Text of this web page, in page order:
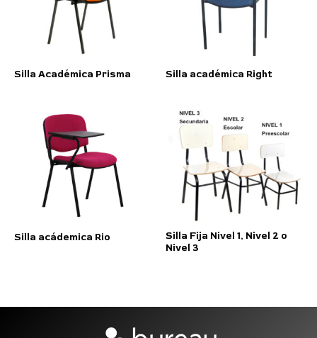
Silla Académica Prisma Silla académica Right
Silla acádemica Rio
Silla Fija Nivel 1, Nivel 2 o
Nivel 3